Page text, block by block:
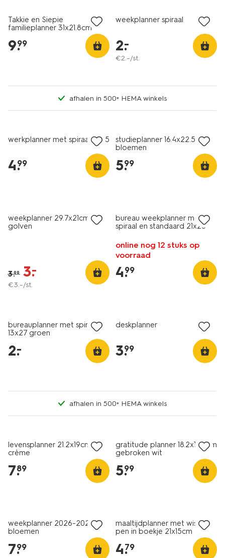
Takkie en Siepie
familieplanner 31x21.8cm
9.
99
weekplanner spiraal
2.
–
€2.–/st.
afhalen in 500+ HEMA winkels
werkplanner met spiraal 21x15
4.
99
studieplanner 16.4x22.5cm
bloemen
5.
99
weekplanner 29.7x21cm
golven
3.99 3.
–
€3.–/st.
bureau weekplanner met
spiraal en standaard 21x28
online nog 12 stuks op
voorraad
4.
99
bureauplanner met spiraal
13x27 groen
2.
–
deskplanner
3.
99
afhalen in 500+ HEMA winkels
levensplanner 21.2x19cm
crème
7.
89
gratitude planner 18.2x15.8cm
gebroken wit
5.
99
weekplanner 2026-2027 A4
bloemen
7.
99
maaltijdplanner met wisbare
pen in boekje 21x15cm
4.
79